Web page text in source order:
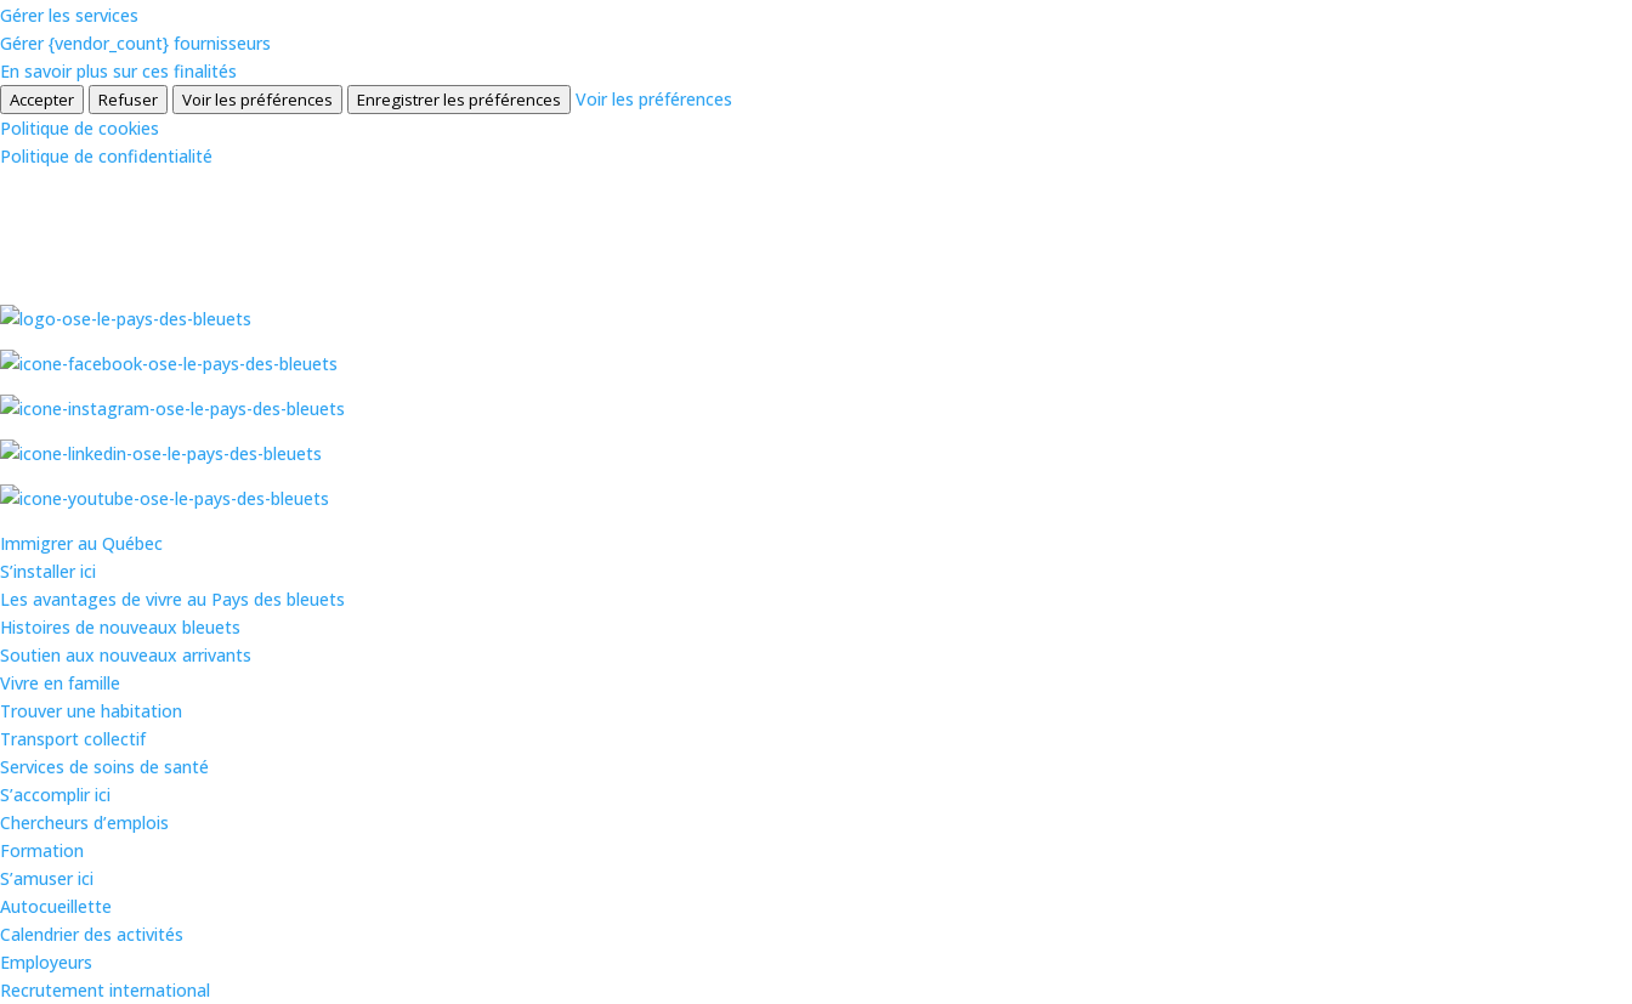
Gérer les services
Gérer {vendor_count} fournisseurs
En savoir plus sur ces finalités
Accepter Refuser Voir les préférences Enregistrer les préférences
Voir les préférences
Politique de cookies
Politique de confidentialité
Immigrer au Québec
S’installer ici
Les avantages de vivre au Pays des bleuets
Histoires de nouveaux bleuets
Soutien aux nouveaux arrivants
Vivre en famille
Trouver une habitation
Transport collectif
Services de soins de santé
S’accomplir ici
Chercheurs d’emplois
Formation
S’amuser ici
Autocueillette
Calendrier des activités
Employeurs
Recrutement international